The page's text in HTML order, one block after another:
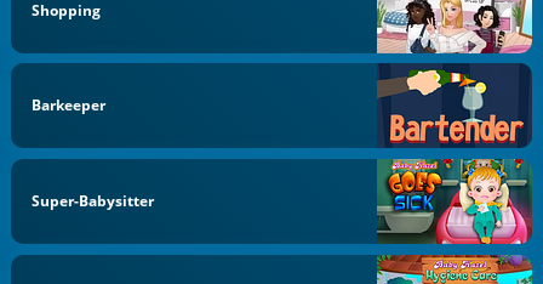
Shopping
Barkeeper
Super-Babysitter